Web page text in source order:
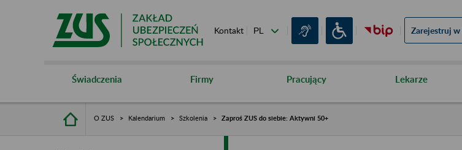
Kontakt Zarejestruj w
Świadczenia Firmy Pracujący Lekarze
O ZUS Kalendarium Szkolenia Zaproś ZUS do siebie: Aktywni 50+